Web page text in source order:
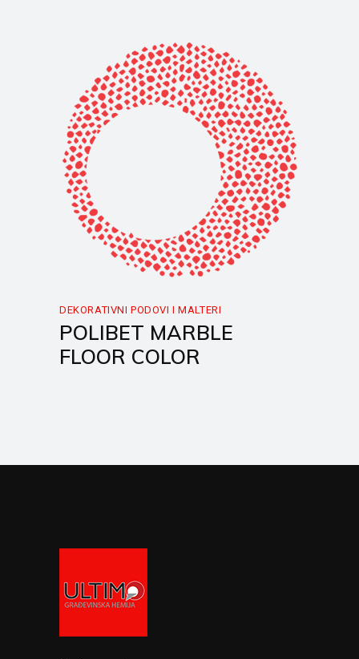
DEKORATIVNI PODOVI I MALTERI
POLIBET MARBLE
FLOOR COLOR